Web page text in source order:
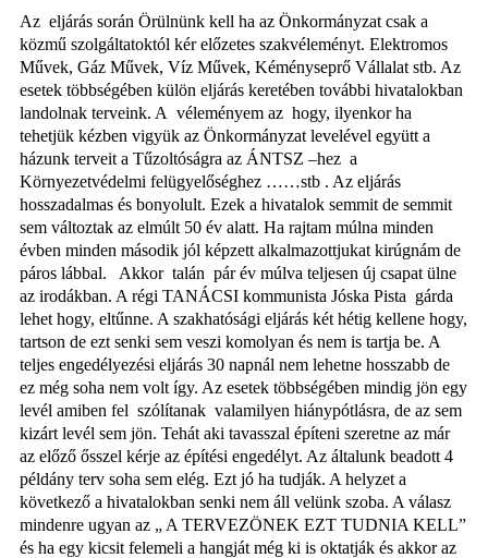
Az eljárás során Örülnünk kell ha az Önkormányzat csak a
közmű szolgáltatoktól kér előzetes szakvéleményt. Elektromos
Művek, Gáz Művek, Víz Művek, Kéményseprő Vállalat stb. Az
esetek többségében külön eljárás keretében további hivatalokban
landolnak terveink. A véleményem az hogy, ilyenkor ha
tehetjük kézben vigyük az Önkormányzat levelével együtt a
házunk terveit a Tűzoltóságra az ÁNTSZ –hez a
Környezetvédelmi felügyelőséghez ……stb . Az eljárás
hosszadalmas és bonyolult. Ezek a hivatalok semmit de semmit
sem változtak az elmúlt 50 év alatt. Ha rajtam múlna minden
évben minden második jól képzett alkalmazottjukat kirúgnám de
páros lábbal.
Akkor talán pár év múlva teljesen új csapat ülne
az irodákban. A régi TANÁCSI kommunista Jóska Pista gárda
lehet hogy, eltűnne. A szakhatósági eljárás két hétig kellene hogy,
tartson de ezt senki sem veszi komolyan és nem is tartja be. A
teljes engedélyezési eljárás 30 napnál nem lehetne hosszabb de
ez még soha nem volt így. Az esetek többségében mindig jön egy
levél amiben fel szólítanak valamilyen hiánypótlásra, de az sem
kizárt levél sem jön. Tehát aki tavasszal építeni szeretne az már
az előző ősszel kérje az építési engedélyt. Az általunk beadott 4
példány terv soha sem elég. Ezt jó ha tudják. A helyzet a
következő a hivatalokban senki nem áll velünk szoba. A válasz
mindenre ugyan az „ A TERVEZÖNEK EZT TUDNIA KELL”
és ha egy kicsit felemeli a hangját még ki is oktatják és akkor az